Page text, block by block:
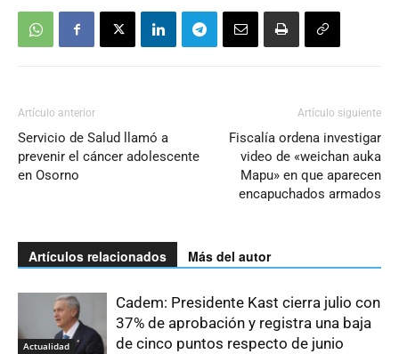
Artículo anterior
Servicio de Salud llamó a
prevenir el cáncer adolescente
en Osorno
Artículo siguiente
Fiscalía ordena investigar
video de «weichan auka
Mapu» en que aparecen
encapuchados armados
Artículos relacionados Más del autor
Actualidad
Cadem: Presidente Kast cierra julio con
37% de aprobación y registra una baja
de cinco puntos respecto de junio